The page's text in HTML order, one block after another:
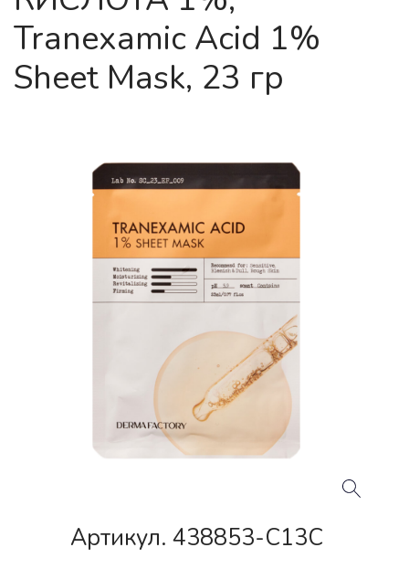
Tranexamic Acid 1%
Sheet Mask, 23 гр
Артикул. 438853-C13C